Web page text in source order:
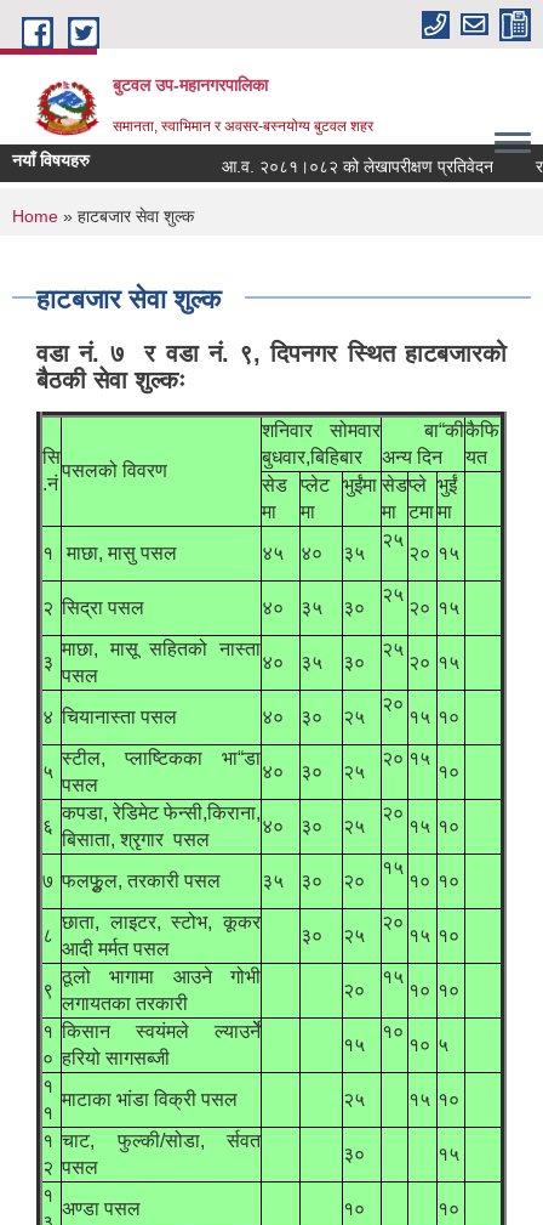
Skip to main content
बुटवल उप-महानगरपालिका
समानता, स्वाभिमान र अवसर-बस्नयोग्य बुटवल शहर
नयाँ विषयहरु आ.व. २०८१।०८२ को लेखापरीक्षण प्रतिवेदन
You are here
Home » हाटबजार सेवा शुल्क
हाटबजार सेवा शुल्क
वडा नं. ७ र वडा नं. ९, दिपनगर स्थित हाटबजारको
बैठकी सेवा शुल्कः
सि
.नं
पसलको विवरण
शनिवार सोमवार
बुधवार,बिहिबार
बा“की
अन्य दिन
कैफि
यत
सेड
मा
प्लेट
मा
भुईंमा सेड
मा
प्ले
टमा
भुईं
मा
१
माछा, मासु पसल ४५ ४० ३५
२५
२० १५
२ सिद्रा पसल ४० ३५ ३०
२५
२० १५
३
माछा, मासू सहितको नास्ता
पसल
४० ३५ ३०
२५
२० १५
४ चियानास्ता पसल ४० ३० २५
२०
१५ १०
५
स्टील, प्लाष्टिकका भा“डा
पसल
४० ३० २५
२० १५
१०
६
कपडा, रेडिमेट फेन्सी,किराना,
बिसाता, श्रृगार पसल
४० ३० २५
२०
१५ १०
७ फलफुूल, तरकारी पसल ३५ ३० २०
१५
१० १०
८
छाता, लाइटर, स्टोभ, कूकर
आदी मर्मत पसल
३० २५
२०
१५ १०
९
ठूलो भागामा आउने गोभी
लगायतका तरकारी
२०
१५
१० १०
१
०
किसान स्वयंमले ल्याउर्नेे
हरियो सागसब्जी
१५
१०
१० ५
१
१
माटाका भांडा विक्री पसल २५ १५ १०
१
२
चाट, फुल्की/सोडा, र्सवत
पसल
३०
१५
१
अण्डा पसल १०
१०